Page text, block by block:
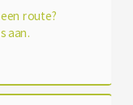
route?
aan.